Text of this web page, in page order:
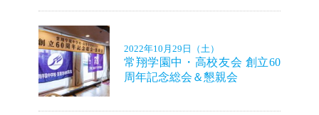
2022年10月29日（土）
常翔学園中・高校友会 創立60
周年記念総会＆懇親会